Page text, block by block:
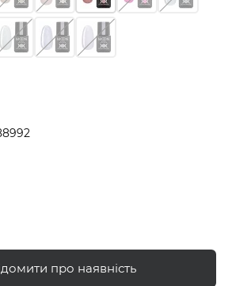
про наявність